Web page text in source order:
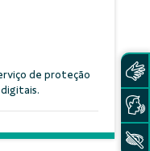
de proteção
digitais.